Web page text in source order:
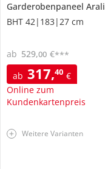
Garderobenpaneel
BHT 42|183|27 cm
ab 317,40 €
Online zum
Kundenkartenpreis
ab 529,00 €***
Weitere Varianten